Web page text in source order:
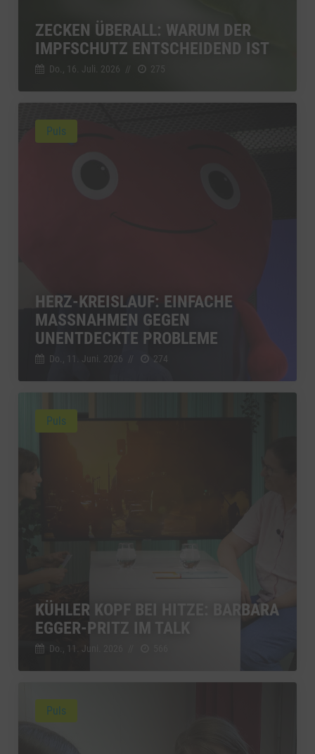
ZECKEN ÜBERALL: WARUM DER
IMPFSCHUTZ ENTSCHEIDEND IST
Do., 16. Juli. 2026 // 275
HERZ-KREISLAUF: EINFACHE
MASSNAHMEN GEGEN U
NENTDECKTE PROBLEME
Do., 11. Juni. 2026 // 274
Puls
KÜHLER KOPF BEI HITZE: BARBARA
EGGER-PRITZ IM TALK
Do., 11. Juni. 2026
Puls
Puls